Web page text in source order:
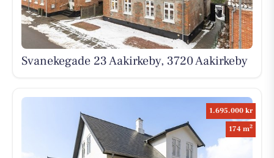
Svanekegade 23 Aakirkeby, 3720 Aakirkeby
1.695.000 kr
174 m2